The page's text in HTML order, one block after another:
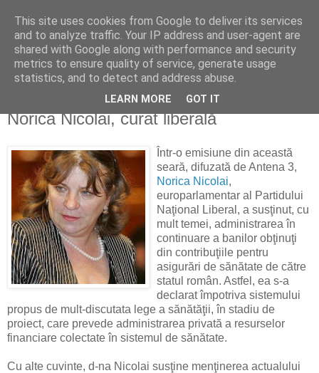
Reflecţii economice
blog de reflecţii, informaţii şi opinii economice
joi, 22 decembrie 2011
Norica Nicolai, curat liberală
Într-o emisiune din această
seară, difuzată de Antena 3,
Norica Nicolai,
europarlamentar al Partidului
Naţional Liberal, a susţinut, cu
mult temei, administrarea în
continuare a banilor obţinuţi
din contribuţiile pentru
asigurări de sănătate de către
statul român. Astfel, ea s-a
declarat împotriva sistemului
propus de mult-discutata lege a sănătăţii, în stadiu de
proiect, care prevede administrarea privată a resurselor
financiare colectate în sistemul de sănătate.
Cu alte cuvinte, d-na Nicolai susţine menţinerea actualului
This site uses cookies from Google to deliver its services
and to analyze traffic. Your IP address and user-agent are
shared with Google along with performance and security
metrics to ensure quality of service, generate usage
statistics, and to detect and address abuse.
LEARN MORE GOT IT